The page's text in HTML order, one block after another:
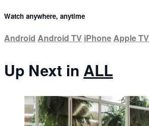
Watch anywhere, anytime
Android Android TV iPhoneApple TV
Up Next in ALL